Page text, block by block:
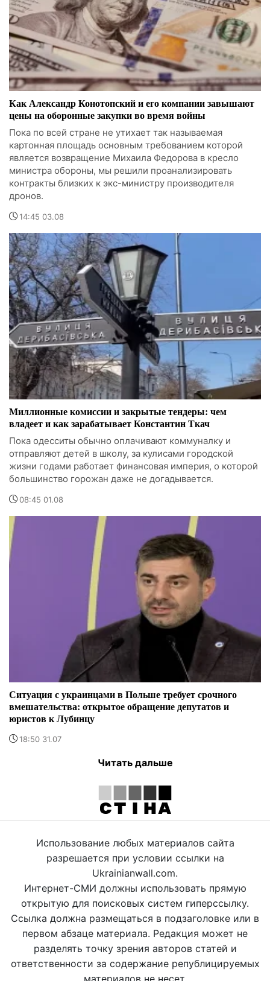
Как Александр Конотопский и его компании завышают
цены на оборонные закупки во время войны
Пока по всей стране не утихает так называемая
картонная площадь основным требованием которой
является возвращение Михаила Федорова в кресло
министра обороны, мы решили проанализировать
контракты близких к экс-министру производителя
дронов.
14:45 03.08
Миллионные комиссии и закрытые тендеры: чем
владеет и как зарабатывает Константин Ткач
Пока одесситы обычно оплачивают коммуналку и
отправляют детей в школу, за кулисами городской
жизни годами работает финансовая империя, о которой
большинство горожан даже не догадывается.
08:45 01.08
Ситуация с украинцами в Польше требует срочного
вмешательства: открытое обращение депутатов и
юристов к Лубинцу
18:50 31.07
Читать дальше
Использование любых материалов сайта
разрешается при условии ссылки на
Ukrainianwall.com.
Интернет-СМИ должны использовать прямую
открытую для поисковых систем гиперссылку.
Ссылка должна размещаться в подзаголовке или в
первом абзаце материала. Редакция может не
разделять точку зрения авторов статей и
ответственности за содержание републицируемых
материалов не несет.